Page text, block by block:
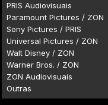
PRIS Audiovisuais
Paramount Pictures / ZON
Sony Pictures / PRIS
Universal Pictures / ZON
Walt Disney / ZON
Warner Bros. / ZON
ZON Audiovisuais
Outras